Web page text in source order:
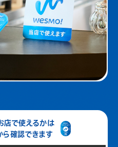
店で使えるかは
ら確認できます